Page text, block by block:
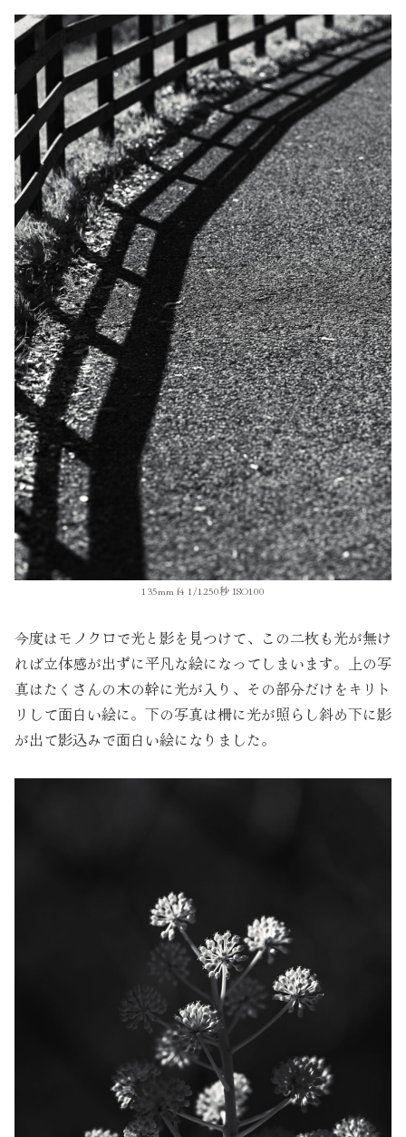
135mm f4 1/1250秒 ISO100
今度はモノクロで光と影を見つけて、この二枚も光が無け
れば立体感が出ずに平凡な絵になってしまいます。上の写
真はたくさんの木の幹に光が入り、その部分だけをキリト
リして面白い絵に。下の写真は柵に光が照らし斜め下に影
が出て影込みで面白い絵になりました。